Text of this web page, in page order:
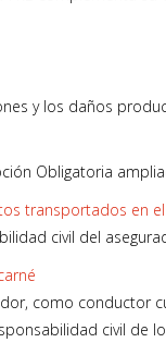
y los daños
Obligatoria
transportados en
civil del
como conductor
civil de